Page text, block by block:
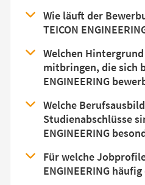
Wie läuft der
TEICON
Welchen
mitbringen, die sich
ENGINEERING
Welche
Studienabschlüsse
ENGINEERING
Für welche
ENGINEERING